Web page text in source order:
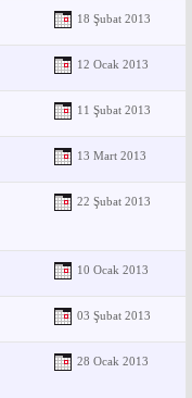
18 Şubat 2013
12 Ocak 2013
11 Şubat 2013
13 Mart 2013
22 Şubat 2013
10 Ocak 2013
03 Şubat 2013
28 Ocak 2013